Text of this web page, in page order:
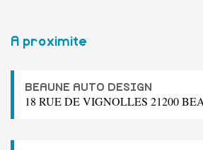
A proximite
BEAUNE AUTO DESIGN
18 RUE DE VIGNOLLES 21200